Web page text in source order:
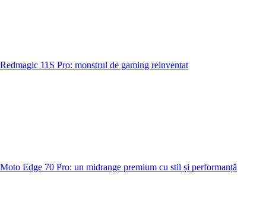
Redmagic 11S Pro: monstrul de gaming reinventat
Moto Edge 70 Pro: un midrange premium cu stil și performanță